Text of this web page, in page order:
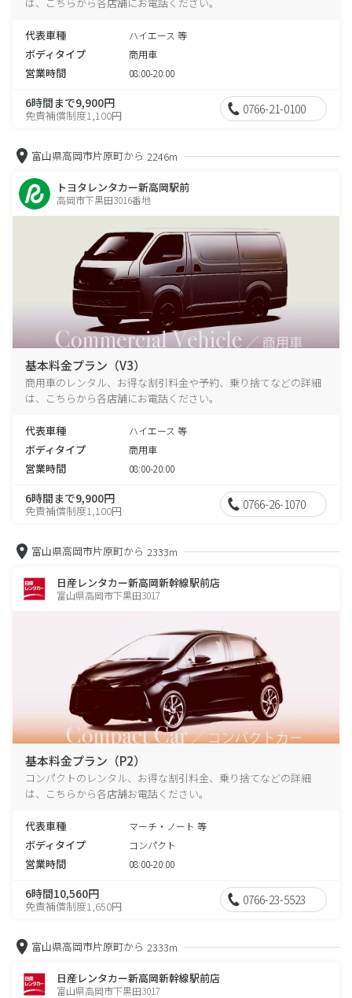
代表車種 ハイエース 等
ボディタイプ 商用車
営業時間 08:00-20:00
6時間まで9,900円
免責補償制度1,100円 0766-21-0100
富山県高岡市片原町から 2246m
トヨタレンタカー新高岡駅前
高岡市下黒田3016番地
基本料金プラン（V3）
商用車のレンタル、お得な割引料金や予約、乗り捨てなどの詳細
は、こちらから各店舗にお電話ください。
代表車種 ハイエース 等
ボディタイプ 商用車
営業時間 08:00-20:00
6時間まで9,900円
免責補償制度1,100円 0766-26-1070
富山県高岡市片原町から 2333m
日産レンタカー新高岡新幹線駅前店
富山県高岡市下黒田3017
基本料金プラン（P2）
コンパクトのレンタル、お得な割引料金、乗り捨てなどの詳細
は、こちらから各店舗お電話ください。
代表車種 マーチ・ノート 等
ボディタイプ コンパクト
営業時間 08:00-20:00
6時間10,560円
免責補償制度1,650円 0766-23-5523
富山県高岡市片原町から 2333m
日産レンタカー新高岡新幹線駅前店
富山県高岡市下黒田3017